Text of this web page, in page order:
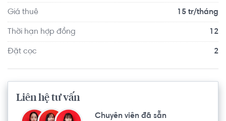
Giá thuê 15 tr/tháng
Thời hạn hợp đồng 12
Đặt cọc 2
Liên hệ tư vấn
Chuyên viên đã sẵn